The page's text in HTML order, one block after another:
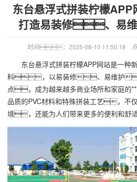
东台悬浮式拼装柠檬
打造易装修、易维
时间：2025-08-10 11:50:18
东台悬浮式拼装柠檬APP网站是一种
料，以易装修、易维护
点，成为越来越多商业场所和家庭
品质的PVC材料和特殊拼装工艺，不
境，还能为人们带来更多的便利和